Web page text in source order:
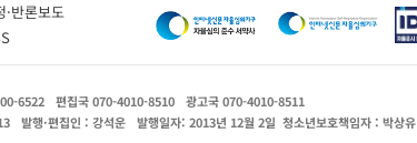
·반론보도
6522 편집국 070-4010-8510
광고국 070-4010-8511
발행·편집인 : 강석운 발행일자: 2013년 12월 2일 청소년보호책임자 : 박상유